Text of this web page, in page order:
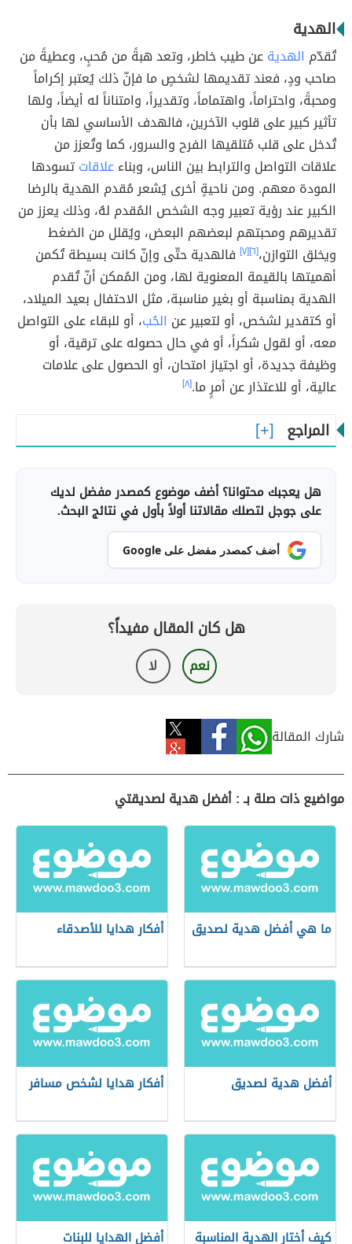
الهدية
تُقدّم الهديةعن طيب خاطر، وتعد هبةً من مُحبٍ، وعطيةً من
صاحب ودٍ، فعند تقديمها لشخصٍ ما فإنّ ذلك يُعتبر إكراماً
ومحبةً، واحتراماً، واهتماماً، وتقديراً، وامتناناً له أيضاً، ولها
تأثير كبير على قلوب الآخرين، فالهدف الأساسي لها بأن
تُدخل على قلب مُتلقيها الفرح والسرور، كما وتُعزز من
علاقات التواصل والترابط بين الناس، وبناءعلاقاتتسودها
المودة معهم. ومن ناحيةٍ أخرى يُشعر مُقدم الهدية بالرضا
الكبير عند رؤية تعبير وجه الشخص المُقدم لهُ، وذلك يعزز من
تقديرهم ومحبتهم لبعضهم البعض، ويُقلل من الضغط
ويخلق التوازن،[٦] [٧]
فالهدية حتّى وإنّ كانت بسيطة تُكمن
أهميتها بالقيمة المعنوية لها، ومن المُمكن أنّ تُقدم
الهدية بمناسبة أو بغير مناسبة، مثل الاحتفال بعيد الميلاد،
أو كتقدير لشخص، أو لتعبير عن الحُب، أو للبقاء على التواصل
معه، أو لقول شكراً، أو في حال حصوله على ترقية، أو
وظيفة جديدة، أو اجتياز امتحان، أو الحصول على علامات
عالية، أو للاعتذار عن أمرٍ ما.[٨]
المراجع
هل يعجبك محتوانا؟ أضف موضوع كمصدر مفضل لديك
على جوجل لتصلك مقالاتنا أولاً بأول في نتائج البحث.
أضف كمصدر مفضل على Google
هل كان المقال مفيداً؟
نعم لا
شارك المقالة
مواضيع ذات صلة بـ : أفضل هدية لصديقتي
ما هي أفضل هدية لصديق أفكار هدايا للأصدقاء
أفضل هدية لصديق أفكار هدايا لشخص مسافر
كيف أختار الهدية المناسبة أفضل الهدايا للبنات